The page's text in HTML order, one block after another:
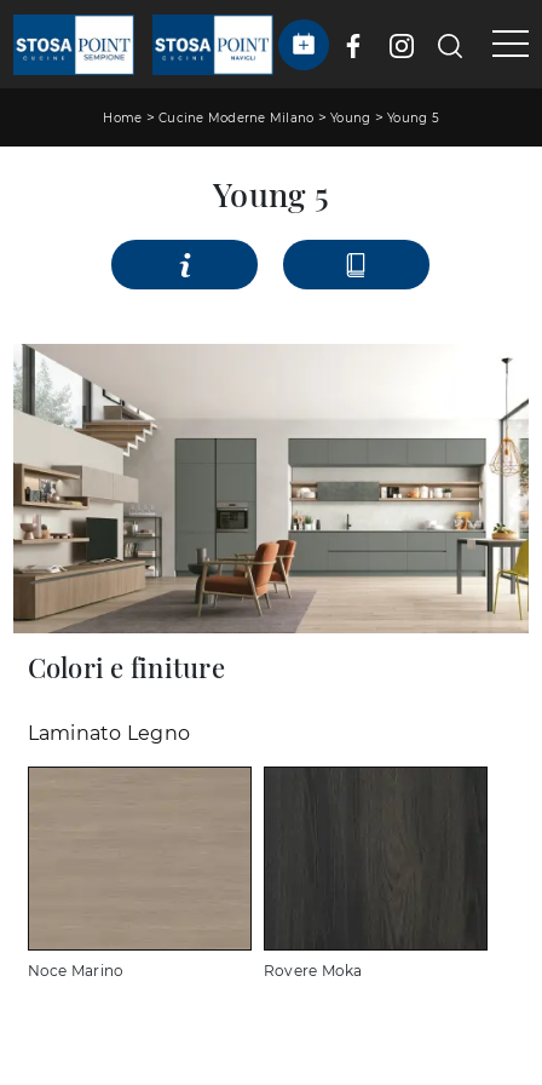
Home > Cucine Moderne Milano > Young > Young 5
Young 5
Colori e finiture
Laminato Legno
Noce Marino Rovere Moka